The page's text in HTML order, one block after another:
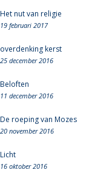
Het nut van religie
19 februari 2017
overdenking kerst
25 december 2016
Beloften
11 december 2016
De roeping van Mozes
20 november 2016
Licht
16 oktober 2016